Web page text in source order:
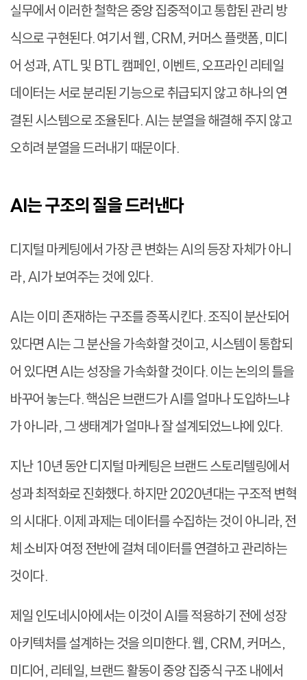
실무에서 이러한 철학은 중앙 집중적이고 통합된 관리 방
식으로 구현된다. 여기서 웹, CRM, 커머스 플랫폼, 미디
어 성과, ATL 및 BTL 캠페인, 이벤트, 오프라인 리테일
데이터는 서로 분리된 기능으로 취급되지 않고 하나의 연
결된 시스템으로 조율된다. AI는 분열을 해결해 주지 않고
오히려 분열을 드러내기 때문이다.
AI는 구조의 질을 드러낸다
디지털 마케팅에서 가장 큰 변화는 AI의 등장 자체가 아니
라, AI가 보여주는 것에 있다.
AI는 이미 존재하는 구조를 증폭시킨다. 조직이 분산되어
있다면 AI는 그 분산을 가속화할 것이고, 시스템이 통합되
어 있다면 AI는 성장을 가속화할 것이다. 이는 논의의 틀을
바꾸어 놓는다. 핵심은 브랜드가 AI를 얼마나 도입하느냐
가 아니라, 그 생태계가 얼마나 잘 설계되었느냐에 있다.
지난 10년 동안 디지털 마케팅은 브랜드 스토리텔링에서
성과 최적화로 진화했다. 하지만 2020년대는 구조적 변혁
의 시대다. 이제 과제는 데이터를 수집하는 것이 아니라, 전
체 소비자 여정 전반에 걸쳐 데이터를 연결하고 관리하는
것이다.
제일 인도네시아에서는 이것이 AI를 적용하기 전에 성장
아키텍처를 설계하는 것을 의미한다. 웹, CRM, 커머스,
미디어, 리테일, 브랜드 활동이 중앙 집중식 구조 내에서